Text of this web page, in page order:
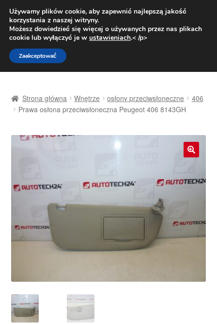
DOSTAWA od 31 zł
Pn.-pt. 9:00-16:00800 003 167
Przejdź
do
nawigacji
Przejdź
do
treści
Dostawa
Moje konto
Płatności
Skarga
Strona główna Wnętrze osłony przeciwsłoneczne
406
Prawa osłona przeciwsłoneczna Peugeot 406 8143GH
Używamy plików cookie, aby zapewnić najlepszą jakość
korzystania z naszej witryny.
Możesz dowiedzieć się więcej o używanych przez nas plikach
cookie lub wyłączyć je w ustawieniach.< /p>
Zaakceptować